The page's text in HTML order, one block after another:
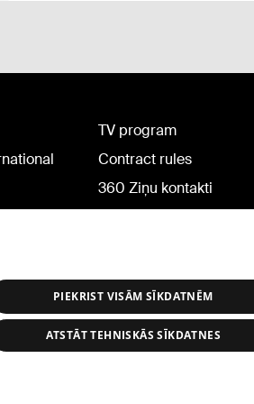
TV program
Contract rules
360 Ziņu kontakti
PIEKRIST VISĀM SĪKDATNĒM
ATSTĀT TEHNISKĀS SĪKDATNES